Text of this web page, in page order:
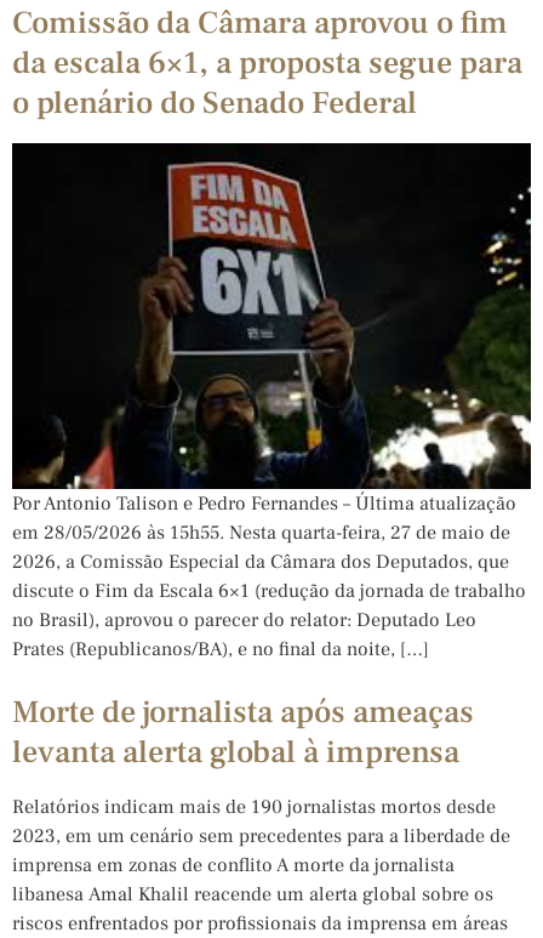
Comissão da Câmara aprovou o fim
da escala 6×1, a proposta segue para
o plenário do Senado Federal
Por Antonio Talison e Pedro Fernandes – Última atualização
em 28/05/2026 às 15h55. Nesta quarta-feira, 27 de maio de
2026, a Comissão Especial da Câmara dos Deputados, que
discute o Fim da Escala 6×1 (redução da jornada de trabalho
no Brasil), aprovou o parecer do relator: Deputado Leo
Prates (Republicanos/BA), e no final da noite, […]
Morte de jornalista após ameaças
levanta alerta global à imprensa
Relatórios indicam mais de 190 jornalistas mortos desde
2023, em um cenário sem precedentes para a liberdade de
imprensa em zonas de conflito A morte da jornalista
libanesa Amal Khalil reacende um alerta global sobre os
riscos enfrentados por profissionais da imprensa em áreas